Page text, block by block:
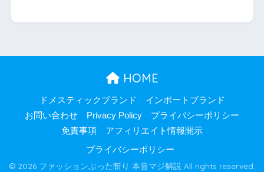
HOME
ドメスティックブランド
インポートブランド
お問い合わせ
Privacy Policy
プライバシーポリシー
免責事項
アフィリエイト情報開示
プライバシーポリシー
© 2026 ファッションぶった斬り 本音マジ解説 All rights reserved.